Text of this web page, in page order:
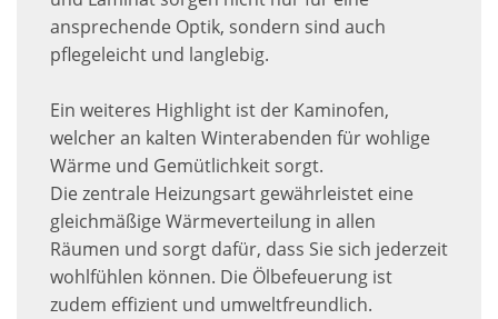
ansprechende Optik, sondern sind auch
pflegeleicht und langlebig.
Ein weiteres Highlight ist der Kaminofen,
welcher an kalten Winterabenden für wohlige
Wärme und Gemütlichkeit sorgt.
Die zentrale Heizungsart gewährleistet eine
gleichmäßige Wärmeverteilung in allen
Räumen und sorgt dafür, dass Sie sich jederzeit
wohlfühlen können. Die Ölbefeuerung ist
zudem effizient und umweltfreundlich.